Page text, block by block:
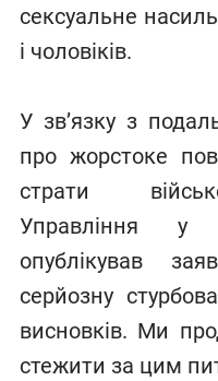
сексуальне
і чоловіків.
У зв’язку з
про жорстоке
страти
Управління у
опублікував
серйозну
висновків. Ми
стежити за цим